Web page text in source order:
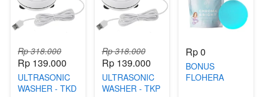
Rp 318.000
Rp 139.000
ULTRASONIC
WASHER - TKD
Rp 318.000
Rp 139.000
ULTRASONIC
WASHER - TKP
Rp 0
BONUS
FLOHERA